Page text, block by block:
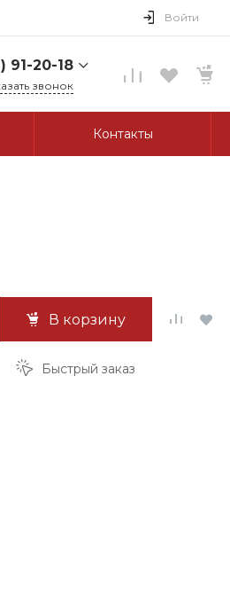
Войти
91-20-18
ул.
звонок
Контакты
В корзину
Быстрый заказ